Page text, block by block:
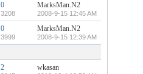
0
3208
MarksMan.N2
2008-9-15 12:45 AM
0
3999
MarksMan.N2
2008-9-15 12:39 AM
2 wkasan